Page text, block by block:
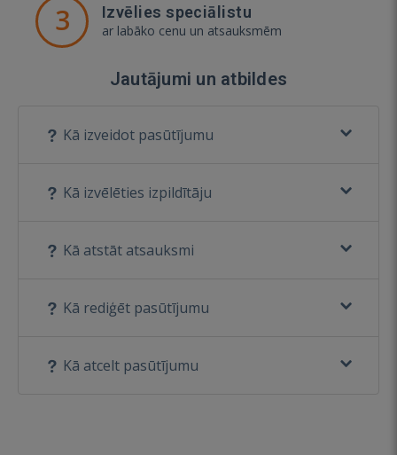
3 Izvēlies speciālistu
ar labāko cenu un atsauksmēm
Jautājumi un atbildes
Kā izveidot pasūtījumu
Kā izvēlēties izpildītāju
Kā atstāt atsauksmi
Kā rediģēt pasūtījumu
Kā atcelt pasūtījumu